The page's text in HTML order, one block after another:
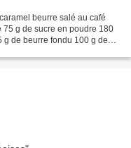
beurre salé au café
g de sucre en poudre 180
g de beurre fondu 100 g de